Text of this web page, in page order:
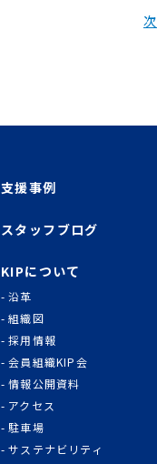
支援事例
スタッフブログ
KIPについて
沿革
組織図
採用情報
会員組織KIP会
情報公開資料
アクセス
駐車場
サステナビリティ